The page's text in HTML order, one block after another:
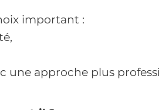
important :
une approche plus